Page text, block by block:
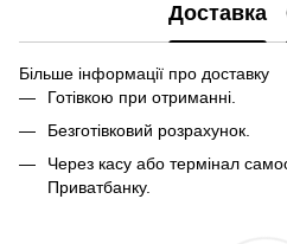
Доставка
Більше інформації про доставку
Готівкою при отриманні.
Безготівковий розрахунок.
Через касу або термінал
Приватбанку.